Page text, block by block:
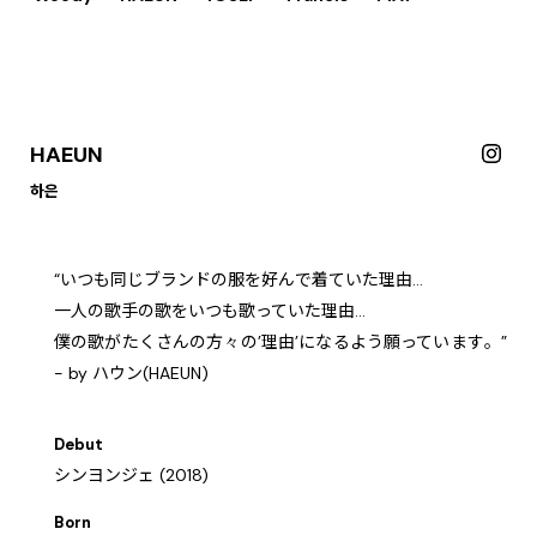
HAEUN
하은
“いつも同じブランドの服を好んで着ていた理由…
一人の歌手の歌をいつも歌っていた理由…
僕の歌がたくさんの方々の’理由’になるよう願っています。”
- by ハウン(HAEUN)
Debut
シンヨンジェ (2018)
Born